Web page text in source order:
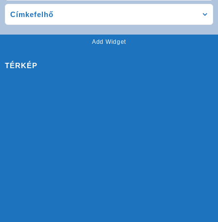
Címkefelhő
Add Widget
TÉRKÉP